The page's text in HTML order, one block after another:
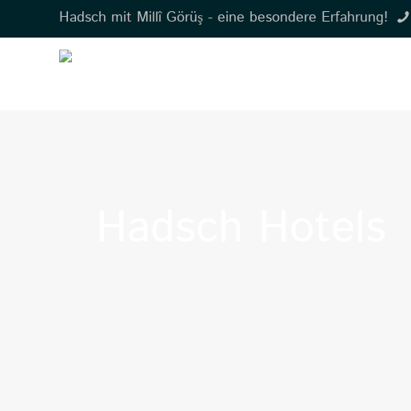
Hadsch mit Millî Görüş - eine besondere Erfahrung!